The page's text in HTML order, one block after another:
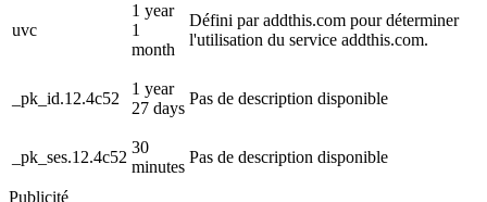
uvc
1 year
1
month
Défini par addthis.com pour déterminer
l'utilisation du service addthis.com.
_pk_id.12.4c52
1 year
27 days
Pas de description disponible
_pk_ses.12.4c52
30
minutes
Pas de description disponible
Publicité